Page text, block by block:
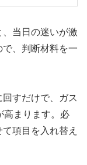
当日の迷いが激
、判断材料を一
すだけで、ガス
高まります。必
項目を入れ替え